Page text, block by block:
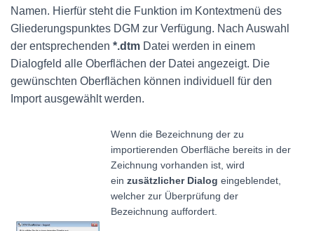
Namen. Hierfür steht die Funktion im Kontextmenü des
Gliederungspunktes DGM zur Verfügung. Nach Auswahl
der entsprechenden *.dtm Datei werden in einem
Dialogfeld alle Oberflächen der Datei angezeigt. Die
gewünschten Oberflächen können individuell für den
Import ausgewählt werden.
Wenn die Bezeichnung der zu
importierenden Oberfläche bereits in der
Zeichnung vorhanden ist, wird
ein zusätzlicher Dialog eingeblendet,
welcher zur Überprüfung der
Bezeichnung auffordert.